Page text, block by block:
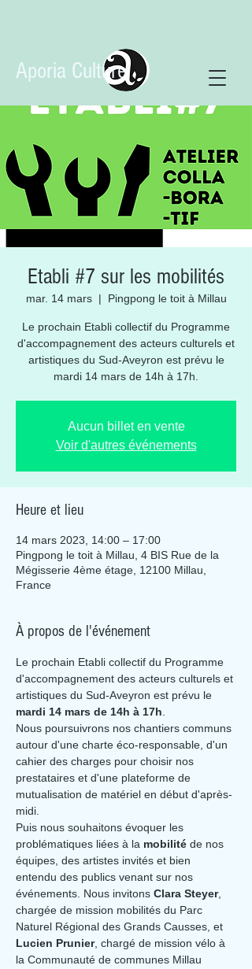
Aporia Culture
Etabli #7 sur les mobilités
mar. 14 mars
  |
Pingpong le toit à Millau
Le prochain Etabli collectif du Programme
d'accompagnement des acteurs culturels et
artistiques du Sud-Aveyron est prévu le
mardi 14 mars de 14h à 17h.
Aucun billet en vente
Voir d'autres événements
Heure et lieu
14 mars 2023, 14:00 – 17:00
Pingpong le toit à Millau, 4 BIS Rue de la
Mégisserie 4ème étage, 12100 Millau,
France
À propos de l'événement
Le prochain Etabli collectif du Programme
d'accompagnement des acteurs culturels et
artistiques du Sud-Aveyron est prévu le
mardi 14 mars de 14h à 17h
Nous poursuivrons nos chantiers communs
autour d'une charte éco-responsable, d'un
cahier des charges pour choisir nos
prestataires et d'une plateforme de
mutualisation de matériel en début d'après-
midi.
Puis nous souhaitons évoquer les
problématiques liées à la mobilité de nos
équipes, des artistes invités et bien
entendu des publics venant sur nos
événements. Nous invitons Clara Steyer,
chargée de mission mobilités du Parc
Naturel Régional des Grands Causses, et
Lucien Prunier, chargé de mission vélo à
la Communauté de communes Millau